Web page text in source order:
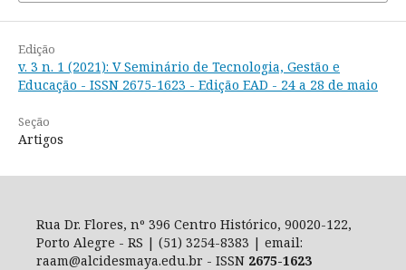
Edição
v. 3 n. 1 (2021): V Seminário de Tecnologia, Gestão e
Educação - ISSN 2675-1623 - Edição EAD - 24 a 28 de maio
Seção
Artigos
Rua Dr. Flores, nº 396 Centro Histórico, 90020-122,
Porto Alegre - RS | (51) 3254-8383 | email:
raam@alcidesmaya.edu.br - ISSN 2675-1623